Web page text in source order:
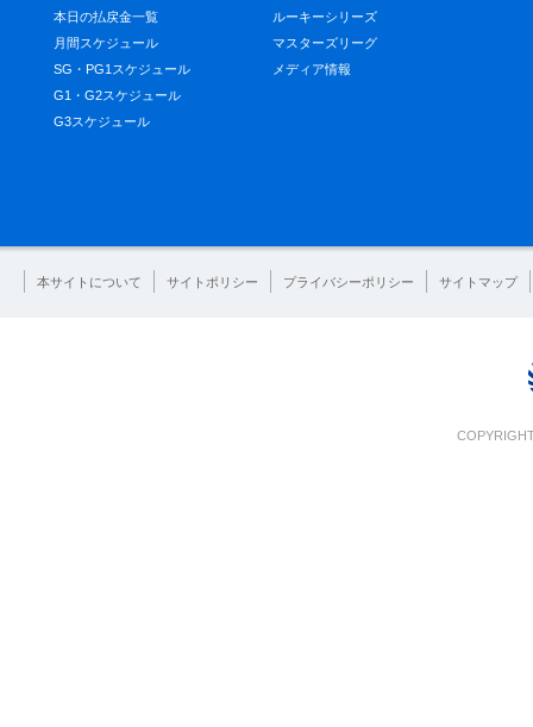
本日の払戻金一覧
月間スケジュール
SG・PG1スケジュール
G1・G2スケジュール
G3スケジュール
ルーキーシリーズ
マスターズリーグ
メディア情報
本サイトについて サイトポリシー プライバシーポリシー サイトマップ